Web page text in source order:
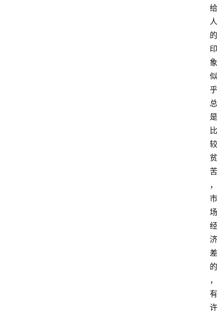
给
人
的
印
象
似
乎
总
是
比
较
贫
苦
，
市
场
经
济
差
的
，
有
许